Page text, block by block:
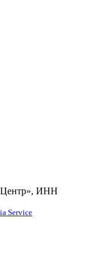
Центр», ИНН
Service